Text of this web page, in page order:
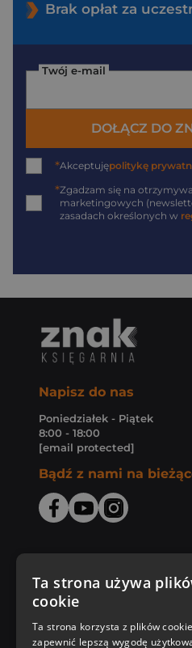
Brak opłat za
Twój e-mail
DOŁĄCZ DO
*Akceptujępolitykę
*Zgadzam się na
marketingowych
zasadach określonych w
Napisz do nas
Poniedziałek - Piątek
8:00 - 18:00
[email protected]
Bądź z nami na
Zakupy u nas
Nasza oferta
Ta strona używa
cookie
Ta strona korzysta z plików
zapewnić lepszą wygodę